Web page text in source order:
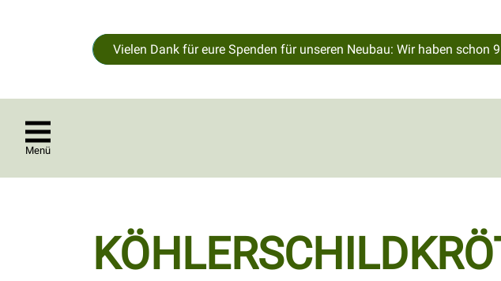
Vielen Dank für eure Spenden für unseren Neubau: Wir haben schon
Menü